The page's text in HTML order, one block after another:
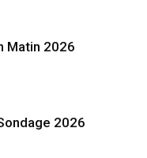
Matin 2026
2026